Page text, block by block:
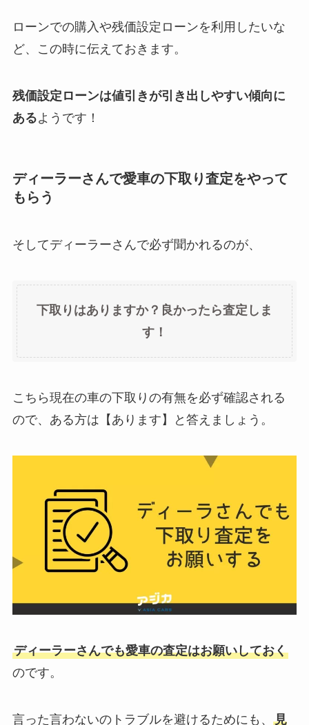
ローンでの購入や残価設定ローンを利用したいな
ど、この時に伝えておきます。
残価設定ローンは値引きが引き出しやすい傾向に
あるようです！
ディーラーさんで愛車の下取り査定をやって
もらう
そしてディーラーさんで必ず聞かれるのが、
下取りはありますか？良かったら査定しま
す！
こちら現在の車の下取りの有無を必ず確認される
ので、ある方は【あります】と答えましょう。
ディーラーさんでも愛車の査定はお願いしておく
のです。
言った言わないのトラブルを避けるためにも、 見